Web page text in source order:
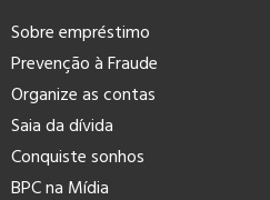
Sobre empréstimo
Prevenção à Fraude
Organize as contas
Saia da dívida
Conquiste sonhos
BPC na Mídia